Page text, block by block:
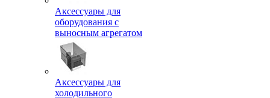
Аксессуары для
оборудования с
выносным агрегатом
Аксессуары для
холодильного